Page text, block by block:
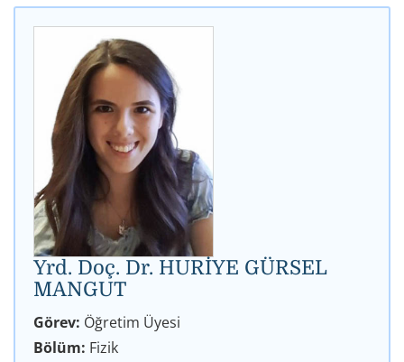
Yrd. Doç. Dr. HURİYE GÜRSEL
MANGUT
Görev: Öğretim Üyesi
Bölüm: Fizik